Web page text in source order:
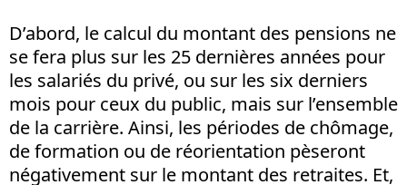
D’abord, le calcul du montant des pensions ne
se fera plus sur les 25 dernières années pour
les salariés du privé, ou sur les six derniers
mois pour ceux du public, mais sur l’ensemble
de la carrière. Ainsi, les périodes de chômage,
de formation ou de réorientation pèseront
négativement sur le montant des retraites. Et,